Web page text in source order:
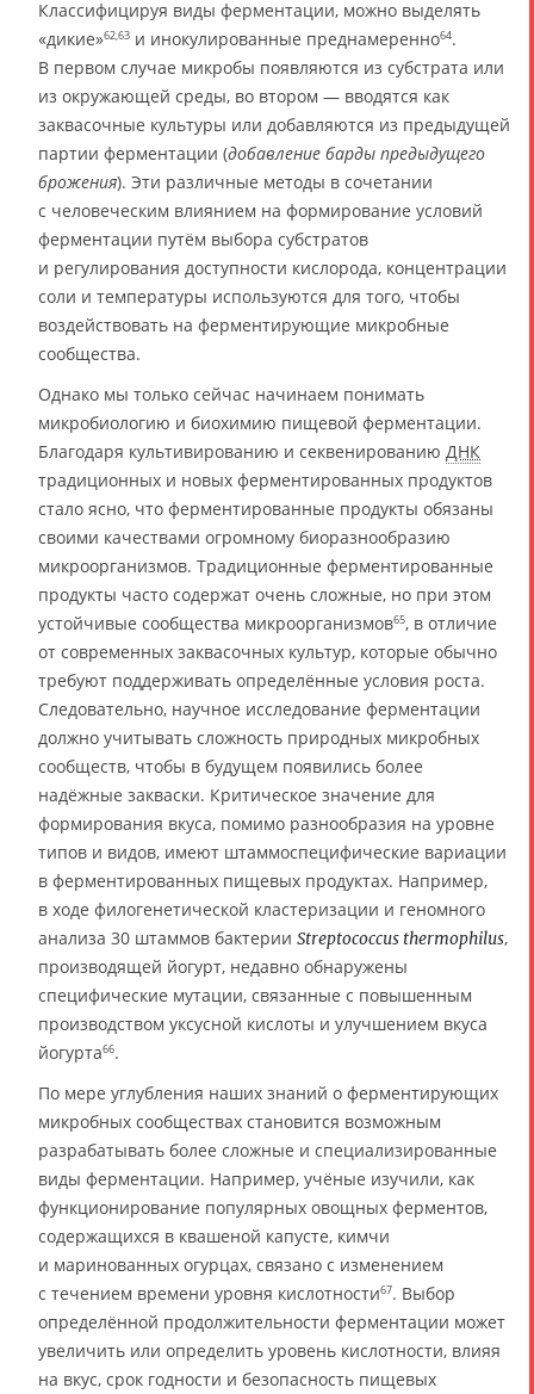
Классифицируя виды ферментации, можно выделять
«дикие»62,63 и инокулированные преднамеренно64.
В первом случае микробы появляются из субстрата или
из окружающей среды, во втором — вводятся как
заквасочные культуры или добавляются из предыдущей
партии ферментации (добавление барды предыдущего
брожения). Эти различные методы в сочетании
с человеческим влиянием на формирование условий
ферментации путём выбора субстратов
и регулирования доступности кислорода, концентрации
соли и температуры используются для того, чтобы
воздействовать на ферментирующие микробные
сообщества.
Однако мы только сейчас начинаем понимать
микробиологию и биохимию пищевой ферментации.
Благодаря культивированию и секвенированию ДНК
традиционных и новых ферментированных продуктов
стало ясно, что ферментированные продукты обязаны
своими качествами огромному биоразнообразию
микроорганизмов. Традиционные ферментированные
продукты часто содержат очень сложные, но при этом
устойчивые сообщества микроорганизмов65, в отличие
от современных заквасочных культур, которые обычно
требуют поддерживать определённые условия роста.
Следовательно, научное исследование ферментации
должно учитывать сложность природных микробных
сообществ, чтобы в будущем появились более
надёжные закваски. Критическое значение для
формирования вкуса, помимо разнообразия на уровне
типов и видов, имеют штаммоспецифические вариации
в ферментированных пищевых продуктах. Например,
в ходе филогенетической кластеризации и геномного
анализа 30 штаммов бактерии Streptococcus thermophilus,
производящей йогурт, недавно обнаружены
специфические мутации, связанные с повышенным
производством уксусной кислоты и улучшением вкуса
йогурта66.
По мере углубления наших знаний о ферментирующих
микробных сообществах становится возможным
разрабатывать более сложные и специализированные
виды ферментации. Например, учёные изучили, как
функционирование популярных овощных ферментов,
содержащихся в квашеной капусте, кимчи
и маринованных огурцах, связано с изменением
с течением времени уровня кислотности67. Выбор
определённой продолжительности ферментации может
увеличить или определить уровень кислотности, влияя
на вкус, срок годности и безопасность пищевых